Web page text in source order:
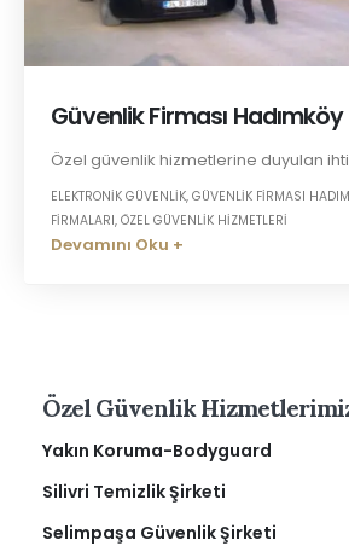
Güvenlik Firması Hadımköy
Özel güvenlik hizmetlerine duyulan
ELEKTRONIK GÜVENLIK,GÜVENLIK FIRMASI
FIRMALARI,ÖZEL GÜVENLIK HIZMETLERI
Devamını Oku +
Özel Güvenlik
Yakın Koruma-Bodyguard
Silivri Temizlik Şirketi
Selimpaşa Güvenlik Şirketi